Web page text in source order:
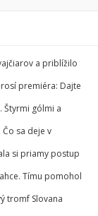
a priblížilo
premiéra: Dajte
Štyrmi gólmi a
sa deje v
si priamy postup
Tímu pomohol
tromf Slovana